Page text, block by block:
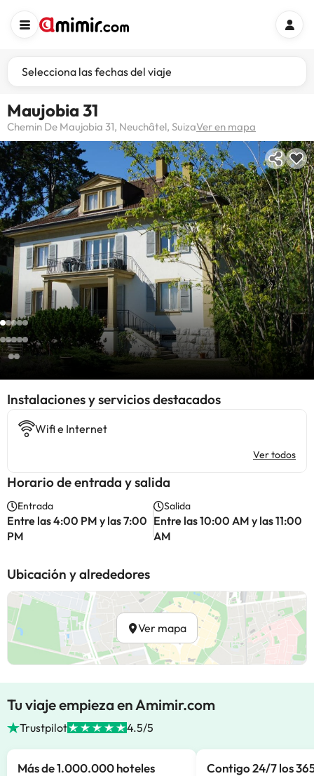
Selecciona las fechas del viaje
Maujobia 31
Chemin De Maujobia 31, Neuchâtel, SuizaVer en mapa
Instalaciones y servicios destacados
Wifi e Internet
Ver todos
Horario de entrada y salida
Entrada
Entre las 4:00 PM y las 7:00
PM
Salida
Entre las 10:00 AM y las 11:00
AM
Ubicación y alrededores
Ver mapa
Tu viaje empieza en Amimir.com
Trustpilot 4.5/5
Más de 1.000.000 hoteles
Contigo 24/7 los